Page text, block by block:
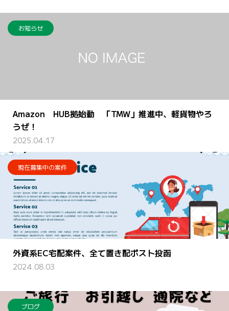
お知らせ
Amazon HUB拠始動 「TMW」推進中、軽貨物やろ
うぜ！
2025.04.17
現在募集中の案件
外資系EC宅配案件、全て置き配ポスト投函
2024.08.03
ブログ